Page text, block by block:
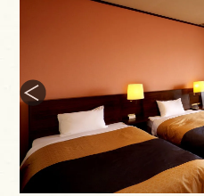
＜シティービュー側ラージ
●全16室 ●定員2名 33m²の
客室設備・備品
テレビ、電話、冷蔵庫、金
ヤー、お茶セット